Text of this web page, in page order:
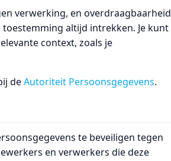
verwerking, en overdraagbaarheid
altijd intrekken. Je kunt
context, zoals je
deAutoriteit Persoonsgegevens.
te beveiligen tegen
en verwerkers die deze